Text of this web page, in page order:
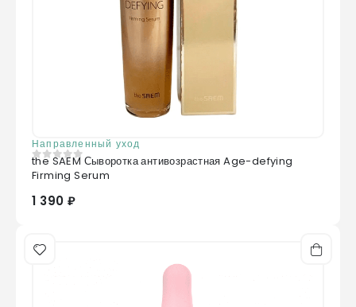
Направленный уход
0 из 5
the SAEM Сыворотка антивозрастная Age-defying
Firming Serum
1 390 ₽